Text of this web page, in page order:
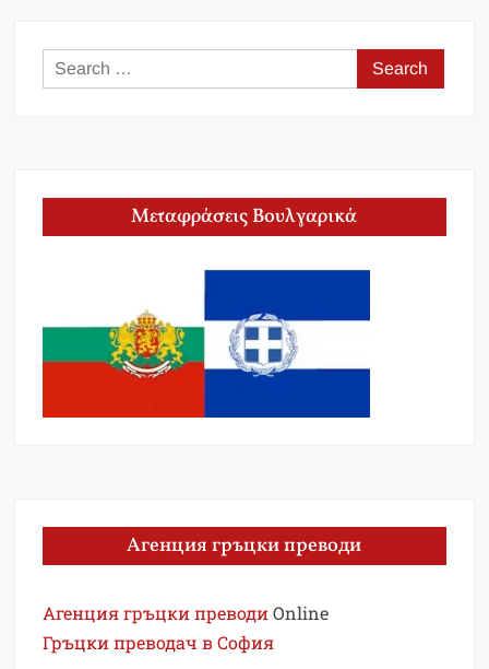
Search
for:
Μεταφράσεις Βουλγαρικά
Агенция гръцки преводи
Агенция гръцки преводи Online
Гръцки преводач в София